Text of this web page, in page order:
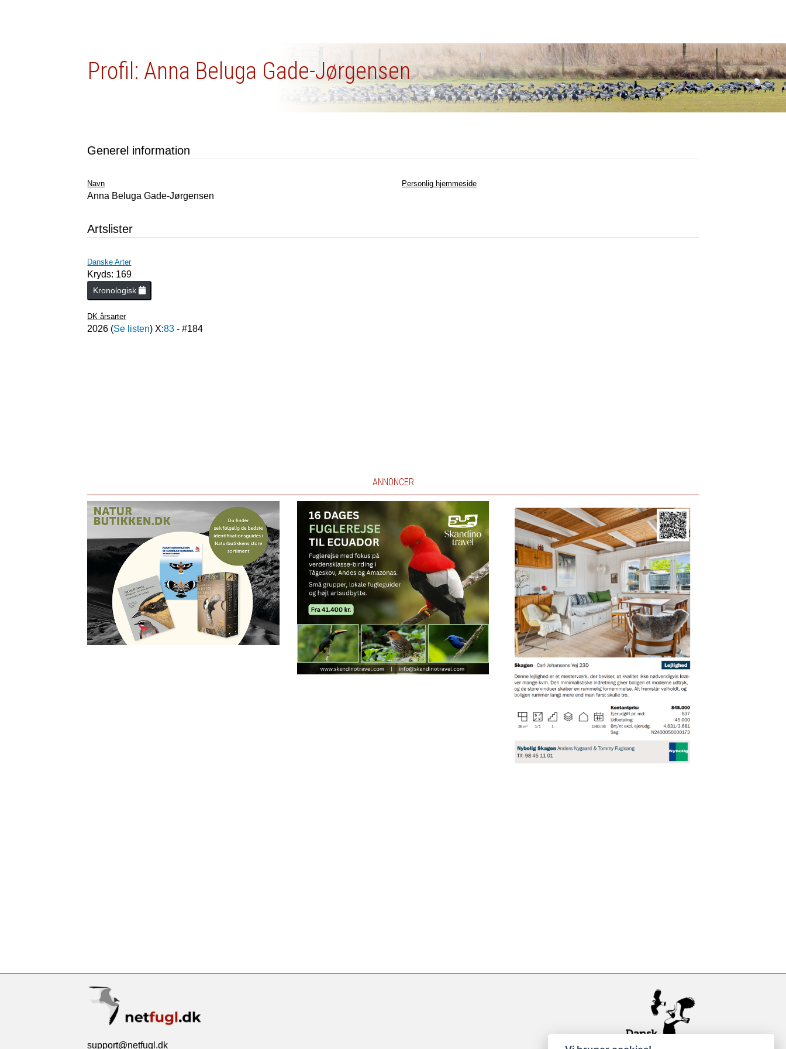
Profil: Anna Beluga Gade-Jørgensen
Generel information
Navn
Anna Beluga Gade-Jørgensen
Personlig hjemmeside
Artslister
Danske Arter
Kryds: 169
Kronologisk
DK årsarter
2026 (Se listen) X:83 - #184
ANNONCER
support@netfugl.dk